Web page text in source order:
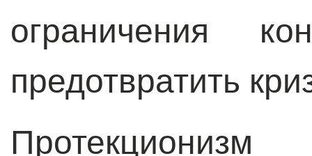
ограничения
предотвратить